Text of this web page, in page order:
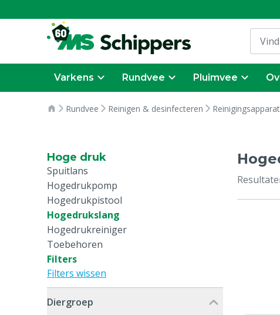
Varkens Rundvee Pluimvee
Rundvee Reinigen & desinfecteren
Hoge druk
Spuitlans
Hogedrukpomp
Hogedrukpistool
Hogedrukslang
Hogedrukreiniger
Toebehoren
Filters
Filters wissen
Diergroep